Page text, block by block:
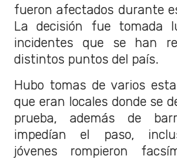
fueron afectados durante
La decisión fue tomada
incidentes que se han
distintos puntos del país.
Hubo tomas de varios
que eran locales donde se
prueba, además de
impedían el paso,
jóvenes rompieron